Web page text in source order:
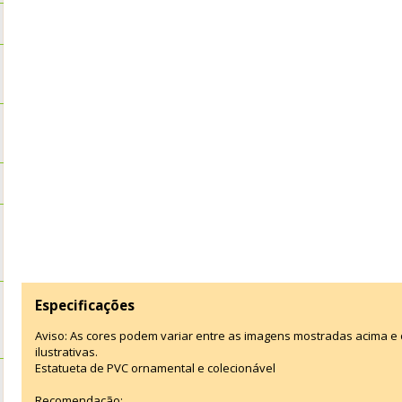
Especificações
Aviso: As cores podem variar entre as imagens mostradas acima
ilustrativas.
Estatueta de PVC ornamental e colecionável